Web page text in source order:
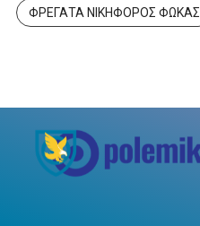
ΦΡΕΓΑΤΑ ΝΙΚΗΦΟΡΟΣ ΦΩΚΑΣ